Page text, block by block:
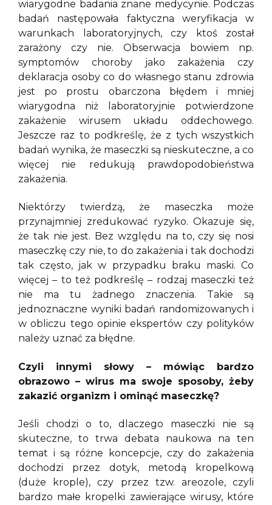
wiarygodne badania znane medycynie. Podczas
badań następowała faktyczna weryfikacja w
warunkach laboratoryjnych, czy ktoś został
zarażony czy nie. Obserwacja bowiem np.
symptomów choroby jako zakażenia czy
deklaracja osoby co do własnego stanu zdrowia
jest po prostu obarczona błędem i mniej
wiarygodna niż laboratoryjnie potwierdzone
zakażenie wirusem układu oddechowego.
Jeszcze raz to podkreślę, że z tych wszystkich
badań wynika, że maseczki są nieskuteczne, a co
więcej nie redukują prawdopodobieństwa
zakażenia.
Niektórzy twierdzą, że maseczka może
przynajmniej zredukować ryzyko. Okazuje się,
że tak nie jest. Bez względu na to, czy się nosi
maseczkę czy nie, to do zakażenia i tak dochodzi
tak często, jak w przypadku braku maski. Co
więcej – to też podkreślę – rodzaj maseczki też
nie ma tu żadnego znaczenia. Takie są
jednoznaczne wyniki badań randomizowanych i
w obliczu tego opinie ekspertów czy polityków
należy uznać za błędne.
Czyli innymi słowy – mówiąc bardzo
obrazowo – wirus ma swoje sposoby, żeby
zakazić organizm i ominąć maseczkę?
Jeśli chodzi o to, dlaczego maseczki nie są
skuteczne, to trwa debata naukowa na ten
temat i są różne koncepcje, czy do zakażenia
dochodzi przez dotyk, metodą kropelkową
(duże krople), czy przez tzw. areozole, czyli
bardzo małe kropelki zawierające wirusy, które